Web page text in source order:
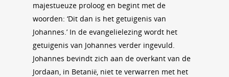
majestueuze proloog en begint met de
woorden: ‘Dit dan is het getuigenis van
Johannes.’ In de evangelielezing wordt het
getuigenis van Johannes verder ingevuld.
Johannes bevindt zich aan de overkant van de
Jordaan, in Betanië, niet te verwarren met het